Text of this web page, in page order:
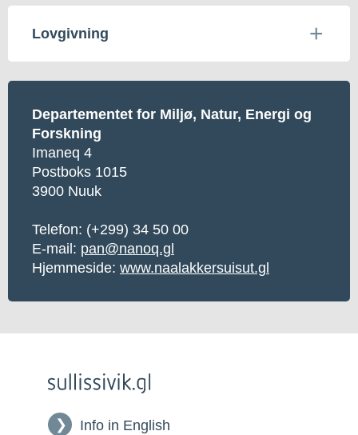
Lovgivning
Departementet for Miljø, Natur, Energi og
Forskning
Imaneq 4
Postboks 1015
3900 Nuuk
Telefon: (+299) 34 50 00
E-mail: pan@nanoq.gl
Hjemmeside: www.naalakkersuisut.gl
Info in English